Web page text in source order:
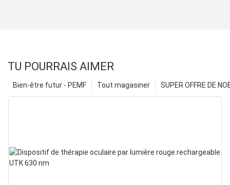
TU POURRAIS AIMER
SUPER OFFRE DE
Tout magasiner
Bien-être futur - PEMF